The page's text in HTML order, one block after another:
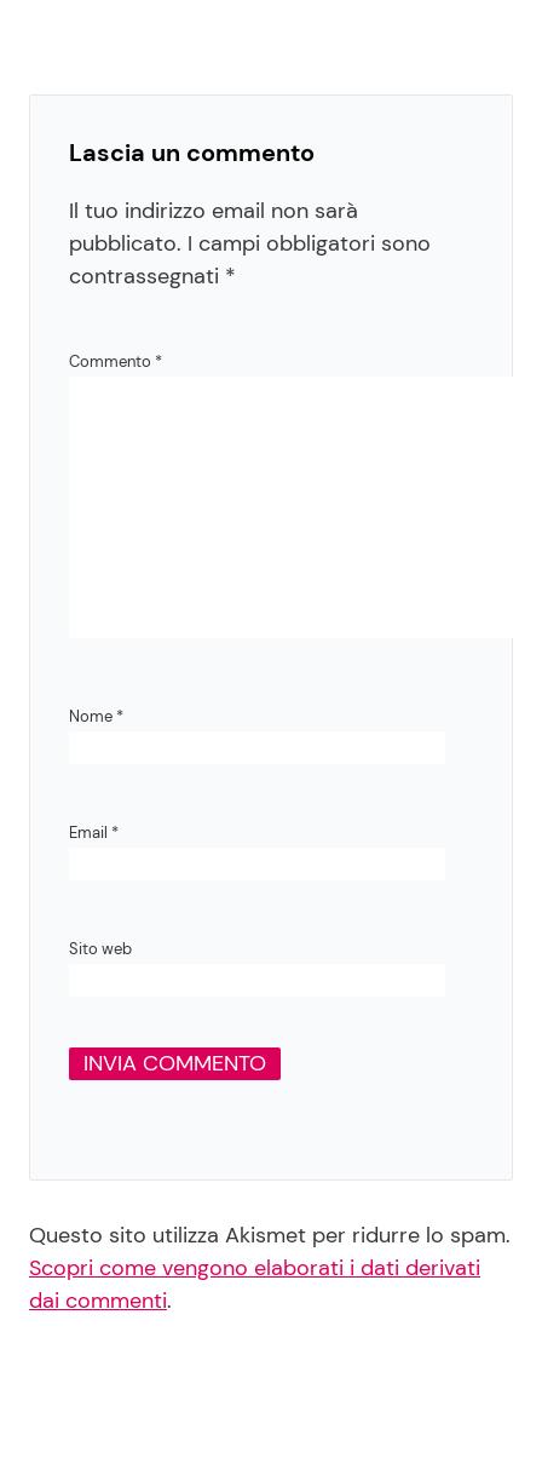
Lascia un commento
Il tuo indirizzo email non sarà
pubblicato. I campi obbligatori sono
contrassegnati *
Commento *
Nome *
Email *
Sito web
Questo sito utilizza Akismet per ridurre lo spam.
Scopri come vengono elaborati i dati derivati
dai commenti.